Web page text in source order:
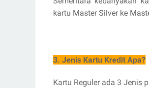
kartu Master Silver ke
3. Jenis Kartu Kredit Apa?
Kartu Reguler ada 3 Jenis